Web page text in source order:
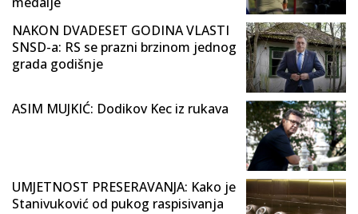
NAKON DVADESET GODINA VLASTI
SNSD-a: RS se prazni brzinom jednog
grada godišnje
ASIM MUJKIĆ: Dodikov Kec iz rukava
UMJETNOST PRESERAVANJA: Kako je
Stanivuković od pukog raspisivanja